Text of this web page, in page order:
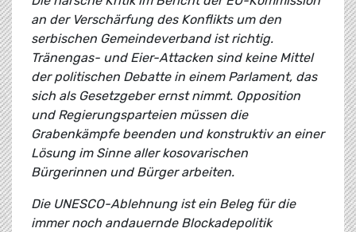
an der Verschärfung des Konflikts um den
serbischen Gemeindeverband ist richtig.
Tränengas- und Eier-Attacken sind keine Mittel
der politischen Debatte in einem Parlament, das
sich als Gesetzgeber ernst nimmt. Opposition
und Regierungsparteien müssen die
Grabenkämpfe beenden und konstruktiv an einer
Lösung im Sinne aller kosovarischen
Bürgerinnen und Bürger arbeiten.
Die UNESCO-Ablehnung ist ein Beleg für die
immer noch andauernde Blockadepolitik